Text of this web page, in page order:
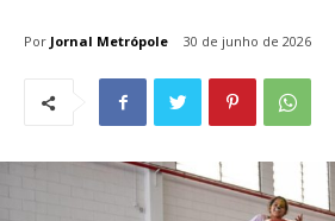
Por Jornal Metrópole 30 de junho de 2026